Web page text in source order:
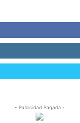
- Publicidad Pagada -